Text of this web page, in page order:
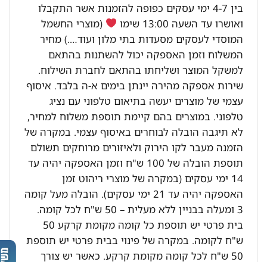
בין 4-7 ימי עסקים כפופה להזמנות אשר התקבלו
ואושרו עד השעה 13:00 שימו
(מוצרי החשמל
המוסדי לעסקים מסעדות בתי מלון ועוד….) מחיר
המשלוח וזמן האספקה יכול להשתנות בהתאם
למשקל המוצר ושליחתו בהתאם לחברת השילוח.
שירות אספקה מהירה יינתן בימים א-ה בלבד. איסוף
עצמי של מוצרים יעשה בתיאום טלפוני עם נציג
טלפוני. במוצרים בהם קיימת תוספת משלוח למחיר,
לא תיגבה הובלה לבוחרים באיסוף עצמי. במקרה של
הזמנה מעבר לקו הירוק ולאיזורים מרוחקים תשולם
תוספת הובלה של 100 ש"ח וזמן האספקה יהיה עד
14 ימי עסקים (במקרה של מוצרי ריהוט זמן
האספקה יהיה עד 21 ימי עסקים). הובלה מעל קומה
3 ומעלה בבניין ללא מעלית – 50 ש"ח לכל קומה.
בית פרטי יש תוספת כל קומה מקומת קרקע 50
ש"ח לקומה. במקרה של פינוי בבית פרטי יש תוספת
50 ש"ח לכל קומה מקומת קרקע. כאשר יש צורך